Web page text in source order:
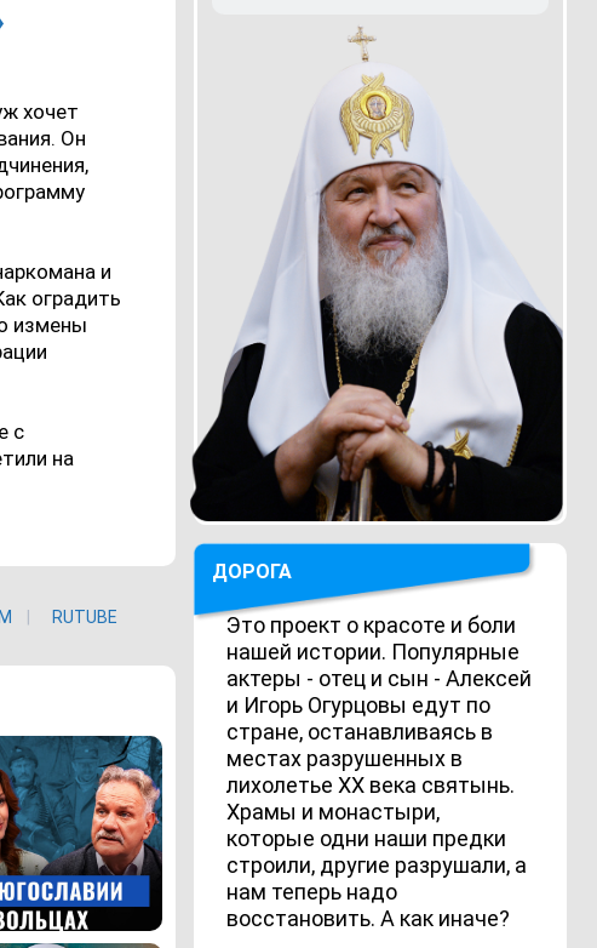
хочет
Он
и
оградить
измены
с
на
RUTUBE
ДОРОГА
Это проект о красоте и боли
нашей истории. Популярные
актеры - отец и сын - Алексей
и Игорь Огурцовы едут по
стране, останавливаясь в
местах разрушенных в
лихолетье ХХ века святынь.
Храмы и монастыри,
которые одни наши предки
строили, другие разрушали, а
нам теперь надо
восстановить. А как иначе?